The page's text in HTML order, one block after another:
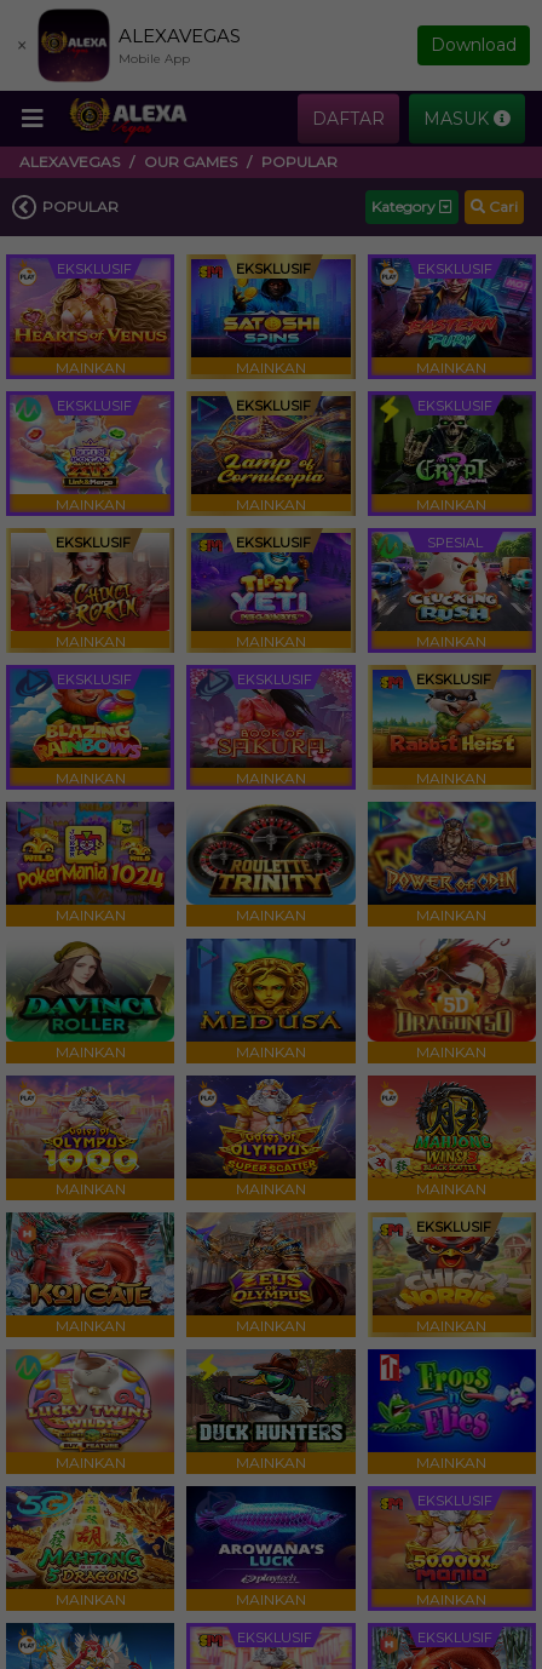
× ALEXAVEGAS
Mobile App
Download
DAFTAR MASUK
ALEXAVEGAS OUR GAMES POPULAR
POPULAR Kategory Cari
EKSKLUSIF
MAINKAN
EKSKLUSIF
MAINKAN
EKSKLUSIF
MAINKAN
EKSKLUSIF
MAINKAN
EKSKLUSIF
MAINKAN
EKSKLUSIF
MAINKAN
EKSKLUSIF
MAINKAN
EKSKLUSIF
MAINKAN
SPESIAL
MAINKAN
EKSKLUSIF
MAINKAN
EKSKLUSIF
MAINKAN
EKSKLUSIF
MAINKAN
MAINKAN MAINKAN MAINKAN
MAINKAN MAINKAN MAINKAN
MAINKAN MAINKAN MAINKAN
MAINKAN MAINKAN
EKSKLUSIF
MAINKAN
MAINKAN MAINKAN MAINKAN
MAINKAN MAINKAN
EKSKLUSIF
MAINKAN
EKSKLUSIF EKSKLUSIF